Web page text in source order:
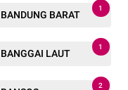
BANDUNG BARAT
1
BANGGAI LAUT
1
2